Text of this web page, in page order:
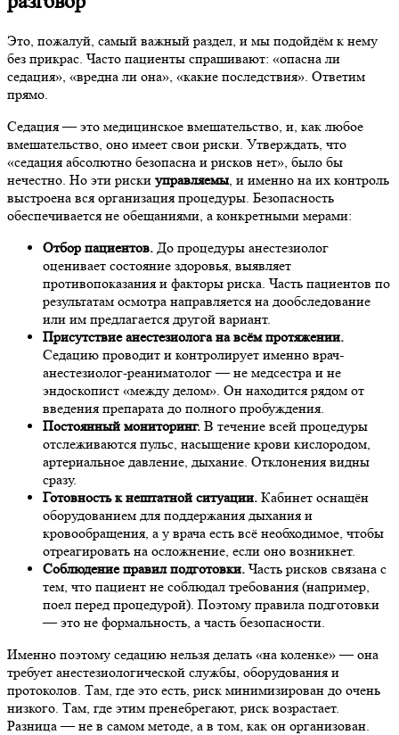
Это, пожалуй, самый важный раздел, и мы подойдём к нему
без прикрас. Часто пациенты спрашивают: «опасна ли
седация», «вредна ли она», «какие последствия». Ответим
прямо.
Седация — это медицинское вмешательство, и, как любое
вмешательство, оно имеет свои риски. Утверждать, что
«седация абсолютно безопасна и рисков нет», было бы
нечестно. Но эти риски управляемы , и именно на их контроль
выстроена вся организация процедуры. Безопасность
обеспечивается не обещаниями, а конкретными мерами:
Отбор пациентов. До процедуры анестезиолог
оценивает состояние здоровья, выявляет
противопоказания и факторы риска. Часть пациентов по
результатам осмотра направляется на дообследование
или им предлагается другой вариант.
Присутствие анестезиолога на всём протяжении.
Седацию проводит и контролирует именно врач-
анестезиолог-реаниматолог — не медсестра и не
эндоскопист «между делом». Он находится рядом от
введения препарата до полного пробуждения.
Постоянный мониторинг. В течение всей процедуры
отслеживаются пульс, насыщение крови кислородом,
артериальное давление, дыхание. Отклонения видны
сразу.
Готовность к нештатной ситуации. Кабинет оснащён
оборудованием для поддержания дыхания и
кровообращения, а у врача есть всё необходимое, чтобы
отреагировать на осложнение, если оно возникнет.
Соблюдение правил подготовки. Часть рисков связана с
тем, что пациент не соблюдал требования (например,
поел перед процедурой). Поэтому правила подготовки
— это не формальность, а часть безопасности.
Именно поэтому седацию нельзя делать «на коленке» — она
требует анестезиологической службы, оборудования и
протоколов. Там, где это есть, риск минимизирован до очень
низкого. Там, где этим пренебрегают, риск возрастает.
Разница — не в самом методе, а в том, как он организован.